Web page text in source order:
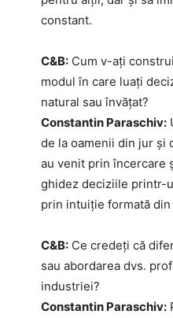
constant.
C&B: Cum v-ați
modul în care luați
natural sau învățat?
Constantin Paraschiv:
de la oamenii din jur și
au venit prin încercare
ghidez deciziile printr-
prin intuiție formată
C&B: Ce credeți că
sau abordarea dvs.
industriei?
Constantin Paraschiv: